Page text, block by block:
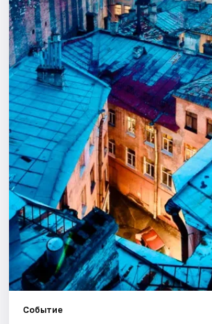
События
Города
Площадки
Артисты
Рейтинги
Событие